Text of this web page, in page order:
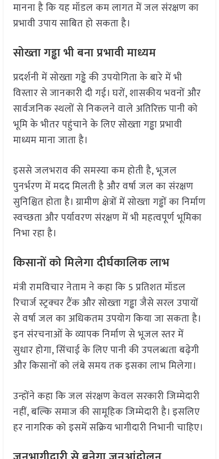
मानना है कि यह मॉडल कम लागत में जल संरक्षण का
प्रभावी उपाय साबित हो सकता है।
सोख्ता गड्ढा भी बना प्रभावी माध्यम
प्रदर्शनी में सोख्ता गड्ढे की उपयोगिता के बारे में भी
विस्तार से जानकारी दी गई। घरों, शासकीय भवनों और
सार्वजनिक स्थलों से निकलने वाले अतिरिक्त पानी को
भूमि के भीतर पहुंचाने के लिए सोख्ता गड्ढा प्रभावी
माध्यम माना जाता है।
इससे जलभराव की समस्या कम होती है, भूजल
पुनर्भरण में मदद मिलती है और वर्षा जल का संरक्षण
सुनिश्चित होता है। ग्रामीण क्षेत्रों में सोख्ता गड्ढों का निर्माण
स्वच्छता और पर्यावरण संरक्षण में भी महत्वपूर्ण भूमिका
निभा रहा है।
किसानों को मिलेगा दीर्घकालिक लाभ
मंत्री रामविचार नेताम ने कहा कि 5 प्रतिशत मॉडल
रिचार्ज स्ट्रक्चर टैंक और सोख्ता गड्ढा जैसे सरल उपायों
से वर्षा जल का अधिकतम उपयोग किया जा सकता है।
इन संरचनाओं के व्यापक निर्माण से भूजल स्तर में
सुधार होगा, सिंचाई के लिए पानी की उपलब्धता बढ़ेगी
और किसानों को लंबे समय तक इसका लाभ मिलेगा।
उन्होंने कहा कि जल संरक्षण केवल सरकारी जिम्मेदारी
नहीं, बल्कि समाज की सामूहिक जिम्मेदारी है। इसलिए
हर नागरिक को इसमें सक्रिय भागीदारी निभानी चाहिए।